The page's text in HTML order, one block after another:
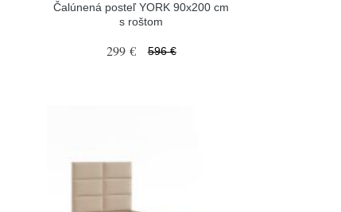
Čalúnená posteľ YORK 90x200 cm
s roštom
299 € 596 €